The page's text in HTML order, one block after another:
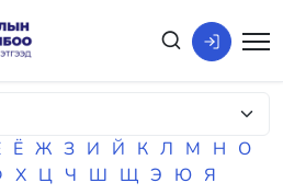
Ё Ж З И Й К Л М Н О
Х Ц Ч Ш Щ Э Ю Я